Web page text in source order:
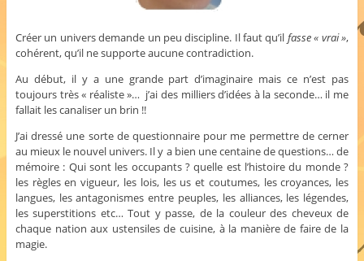
Créer un univers demande un peu discipline. Il faut qu’il fasse « vrai »,
cohérent, qu’il ne supporte aucune contradiction.
Au début, il y a une grande part d’imaginaire mais ce n’est pas
toujours très « réaliste »… j’ai des milliers d’idées à la seconde… il me
fallait les canaliser un brin !!
J’ai dressé une sorte de questionnaire pour me permettre de cerner
au mieux le nouvel univers. Il y a bien une centaine de questions… de
mémoire : Qui sont les occupants ? quelle est l’histoire du monde ?
les règles en vigueur, les lois, les us et coutumes, les croyances, les
langues, les antagonismes entre peuples, les alliances, les légendes,
les superstitions etc… Tout y passe, de la couleur des cheveux de
chaque nation aux ustensiles de cuisine, à la manière de faire de la
magie.